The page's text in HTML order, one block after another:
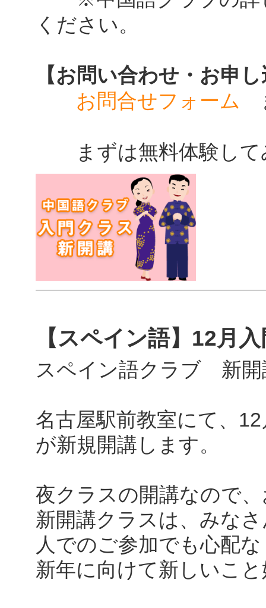
ください。
【お問い合わせ・お申
お問合せフォーム
まずは無料体験して
【スペイン語】12月
スペイン語クラブ 新開
名古屋駅前教室にて、
が新規開講します。
夜クラスの開講なので
新開講クラスは、みな
人でのご参加でも心配
新年に向けて新しいこ